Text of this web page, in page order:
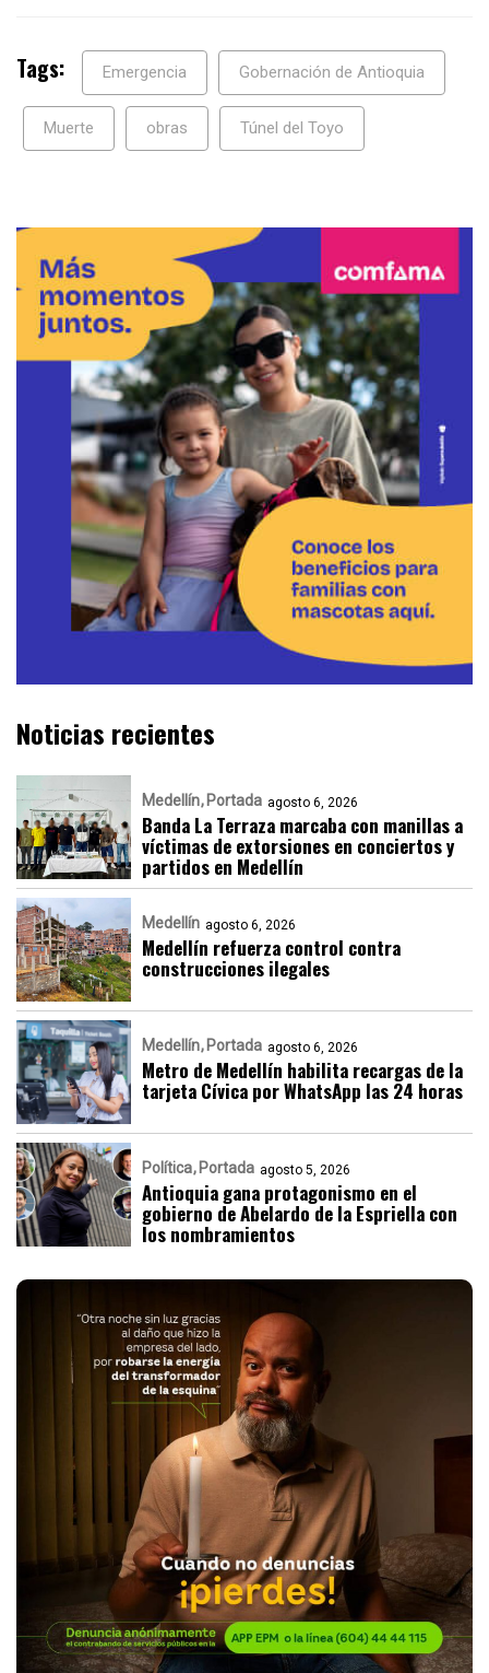
Tags: Emergencia Gobernación de Antioquia
Muerte obras Túnel del Toyo
Noticias recientes
Medellín Portada agosto 6, 2026
Banda La Terraza marcaba con manillas a
víctimas de extorsiones en conciertos y
partidos en Medellín
Medellín agosto 6, 2026
Medellín refuerza control contra
construcciones ilegales
Medellín Portada agosto 6, 2026
Metro de Medellín habilita recargas de la
tarjeta Cívica por WhatsApp las 24 horas
Política Portada agosto 5, 2026
Antioquia gana protagonismo en el
gobierno de Abelardo de la Espriella con
los nombramientos